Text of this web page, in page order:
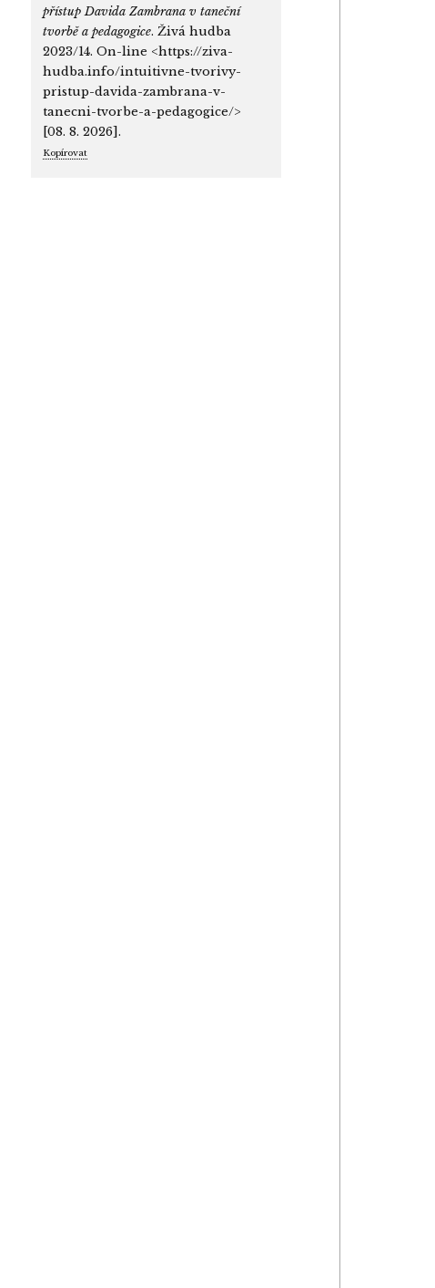
přístup Davida Zambrana v taneční
tvorbě a pedagogice. Živá hudba
2023/14. On-line <https://ziva-
hudba.info/intuitivne-tvorivy-
pristup-davida-zambrana-v-
tanecni-tvorbe-a-pedagogice/>
[08. 8. 2026].
Kopírovat